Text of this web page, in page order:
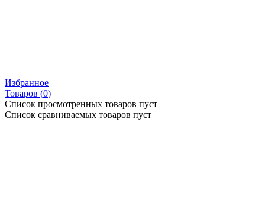
Избранное
Товаров (0)
Список просмотренных товаров пуст
Список сравниваемых товаров пуст